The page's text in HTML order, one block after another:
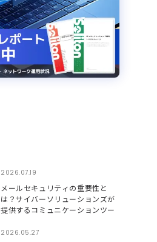
2026.07.19
メールセキュリティの重要性と
は？サイバーソリューションズが
提供するコミュニケーションツー
Soliton OneGate
2026.05.27